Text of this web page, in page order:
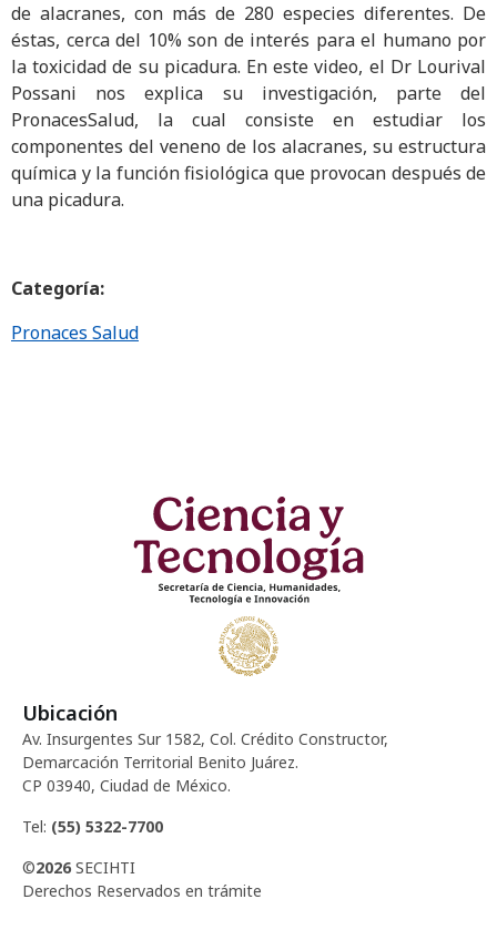
de alacranes, con más de 280 especies diferentes. De
éstas, cerca del 10% son de interés para el humano por
la toxicidad de su picadura. En este video, el Dr Lourival
Possani nos explica su investigación, parte del
PronacesSalud, la cual consiste en estudiar los
componentes del veneno de los alacranes, su estructura
química y la función fisiológica que provocan después de
una picadura.
Categoría:
Pronaces Salud
Ubicación
Av. Insurgentes Sur 1582, Col. Crédito Constructor,
Demarcación Territorial Benito Juárez.
CP 03940, Ciudad de México.
Tel: (55) 5322-7700
©2026 SECIHTI
Derechos Reservados en trámite